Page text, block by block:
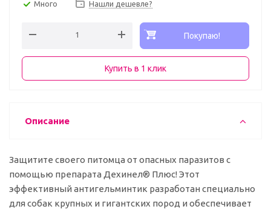
Много Нашли дешевле?
Покупаю!
Купить в 1 клик
Описание
Защитите своего питомца от опасных паразитов с
помощью препарата Дехинел® Плюс! Этот
эффективный антигельминтик разработан специально
для собак крупных и гигантских пород и обеспечивает